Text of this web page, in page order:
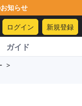
知らせ
ログイン 新規登録
ガイド
>